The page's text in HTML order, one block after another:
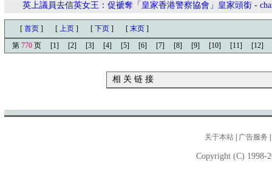
英上議員去信英女王：促褫奪「皇家香港警察協會」皇家頭銜 -
[ 首页 ] [ 上页 ] [ 下页 ] [ 末页 ]
第 770 页 [1] [2] [3] [4] [5] [6] [7] [8] [9] [10] [11] [12]
相 关 链 接
关于本站 广告服务
Copyright (C) 1998-